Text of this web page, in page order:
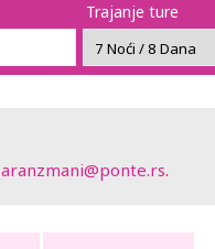
Trajanje ture
aranzmani@ponte.rs.